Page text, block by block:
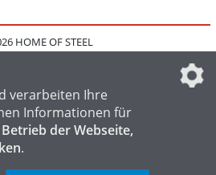
HOME OF STEEL
IMPRESSUM
verarbeiten Ihre
Informationen für
Betrieb der Webseite,
.